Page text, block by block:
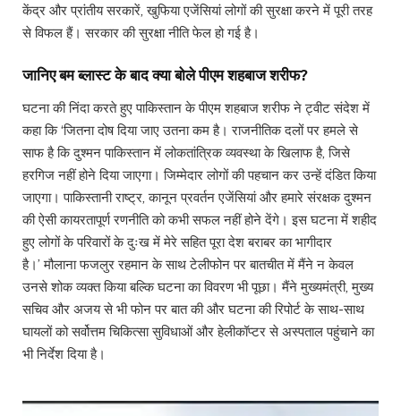
केंद्र और प्रांतीय सरकारें, खुफिया एजेंसियां लोगों की सुरक्षा करने में पूरी तरह
से विफल हैं। सरकार की सुरक्षा नीति फेल हो गई है।
जानिए बम ब्लास्ट के बाद क्या बोले पीएम शहबाज शरीफ?
घटना की निंदा करते हुए पाकिस्तान के पीएम शहबाज शरीफ ने ट्वीट संदेश में
कहा कि ‘जितना दोष दिया जाए उतना कम है। राजनीतिक दलों पर हमले से
साफ है कि दुश्मन पाकिस्तान में लोकतांत्रिक व्यवस्था के खिलाफ है, जिसे
हरगिज नहीं होने दिया जाएगा। जिम्मेदार लोगों की पहचान कर उन्हें दंडित किया
जाएगा। पाकिस्तानी राष्ट्र, कानून प्रवर्तन एजेंसियां ​​और हमारे संरक्षक दुश्मन
की ऐसी कायरतापूर्ण रणनीति को कभी सफल नहीं होने देंगे। इस घटना में शहीद
हुए लोगों के परिवारों के दुःख में मेरे सहित पूरा देश बराबर का भागीदार
है।’ मौलाना फजलुर रहमान के साथ टेलीफोन पर बातचीत में मैंने न केवल
उनसे शोक व्यक्त किया बल्कि घटना का विवरण भी पूछा। मैंने मुख्यमंत्री, मुख्य
सचिव और अजय से भी फोन पर बात की और घटना की रिपोर्ट के साथ-साथ
घायलों को सर्वोत्तम चिकित्सा सुविधाओं और हेलीकॉप्टर से अस्पताल पहुंचाने का
भी निर्देश दिया है।